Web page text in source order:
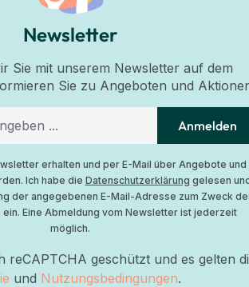
Newsletter
Sie mit unserem Newsletter auf dem
Sie zu Angeboten und
Anmelden
erhalten und per E-Mail über Angebote und
Ich habe die Datenschutzerklärung gelesen
der angegebenen E-Mail-Adresse zum Zweck
Eine Abmeldung vom Newsletter ist jederzeit
möglich.
reCAPTCHA geschützt und es gelten
und Nutzungsbedingungen.